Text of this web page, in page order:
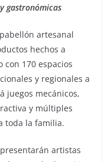
gastronómicas
artesanal
hechos a
170 espacios
y regionales a
juegos mecánicos,
y múltiples
toda la familia.
artistas